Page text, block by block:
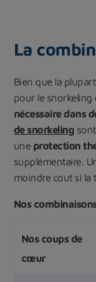
La
Bien que la
pour le snorkeling
nécessaire dans
de snorkeling
une protection
supplémentaire.
moindre cout si la
Nos
Nos coups de
cœur